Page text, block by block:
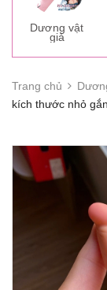
Dương vật
giả
Trang chủ
kích thước nhỏ